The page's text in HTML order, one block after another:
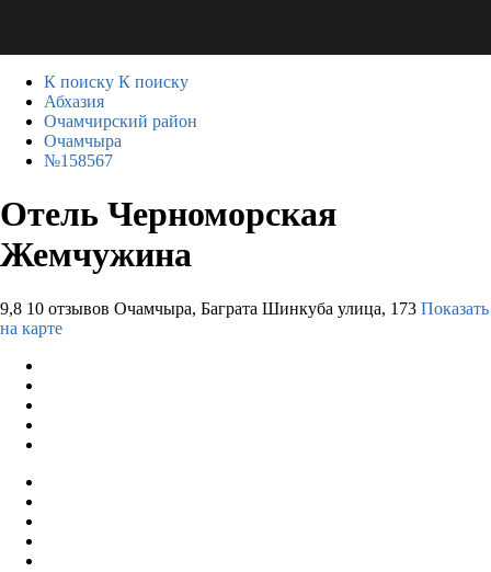
К поиску К поиску
Абхазия
Очамчирский район
Очамчыра
№158567
Отель Черноморская
Жемчужина
9,8 10 отзывов Очамчыра, Баграта Шинкуба улица, 173 Показать
на карте